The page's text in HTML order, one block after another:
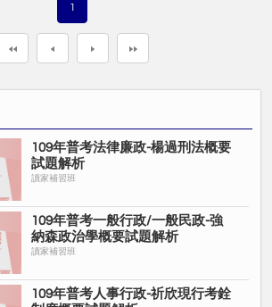
1
109年普考法律廉政-楊過刑法概要
試題解析
讀家補習班
109年普考一般行政/一般民政-強
納森政治學概要試題解析
讀家補習班
109年普考人事行政-祈欣現行考銓